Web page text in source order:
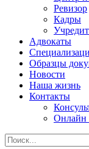
Ревизор
Кадры
Адвокаты
Образцы
Новости
Наша жизнь
Контакты
Онлайн